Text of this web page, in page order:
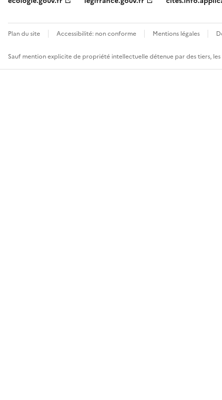
Plan du site Accessibilité: non conforme Mentions légales
Sauf mention explicite de propriété intellectuelle détenue par des tiers,